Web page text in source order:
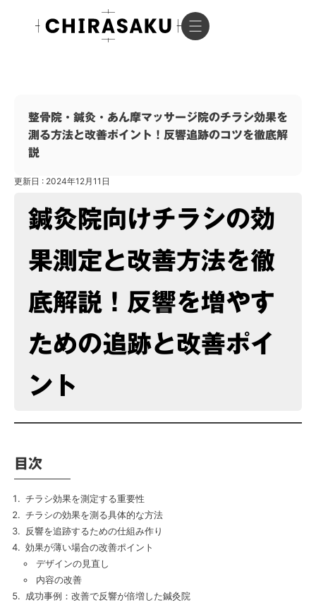
整骨院・鍼灸・あん摩マッサージ院のチラシ効果を
測る方法と改善ポイント！反響追跡のコツを徹底解
説
更新日 : 2024年12月11日
鍼灸院向けチラシの効
果測定と改善方法を徹
底解説！反響を増やす
ための追跡と改善ポイ
ント
目次
チラシ効果を測定する重要性
チラシの効果を測る具体的な方法
反響を追跡するための仕組み作り
効果が薄い場合の改善ポイント
デザインの見直し
内容の改善
成功事例：改善で反響が倍増した鍼灸院